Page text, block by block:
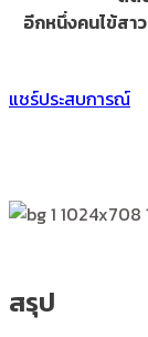
อีกหนึ่งคนไข้สา
แชร์ประสบการณ์
สรุป